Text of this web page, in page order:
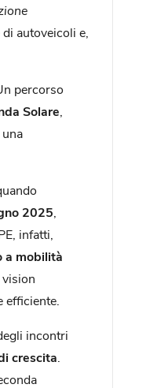
autoveicoli e,
percorso
Solare
2025
infatti,
a mobilità
incontri
crescita